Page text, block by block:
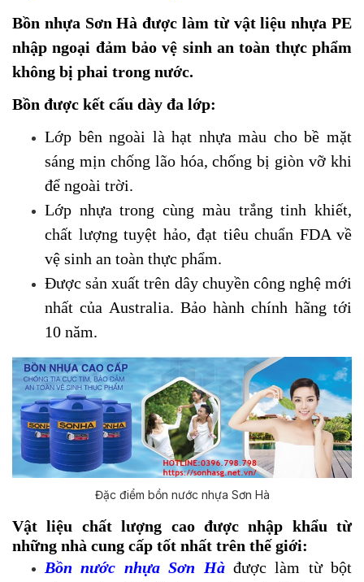
Bồn nhựa Sơn Hà được làm từ vật liệu nhựa PE
nhập ngoại đảm bảo vệ sinh an toàn thực phẩm
không bị phai trong nước.
Bồn được kết cấu dày đa lớp:
Lớp bên ngoài là hạt nhựa màu cho bề mặt
sáng mịn chống lão hóa, chống bị giòn vỡ khi
để ngoài trời.
Lớp nhựa trong cùng màu trắng tinh khiết,
chất lượng tuyệt hảo, đạt tiêu chuẩn FDA về
vệ sinh an toàn thực phẩm.
Được sản xuất trên dây chuyền công nghệ mới
nhất của Australia. Bảo hành chính hãng tới
10 năm.
Đặc điểm bồn nước nhựa Sơn Hà
Vật liệu chất lượng cao được nhập khẩu từ
những nhà cung cấp tốt nhất trên thế giới:
Bồn nước nhựa Sơn Hàđược làm từ bột